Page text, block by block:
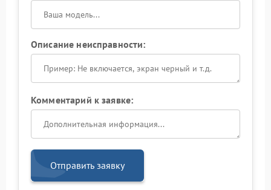
Описание неисправности:
Комментарий к заявке:
Отправить заявку